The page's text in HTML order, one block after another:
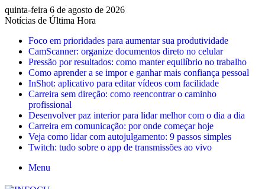
quinta-feira 6 de agosto de 2026
Notícias de Última Hora
Foco em prioridades para aumentar sua produtividade
CamScanner: organize documentos direto no celular
Pressão por resultados: como manter equilíbrio no trabalho
Como aprender a se impor e ganhar mais confiança pessoal
InShot: aplicativo para editar vídeos com facilidade
Carreira sem direção: como reencontrar o caminho
profissional
Desenvolver paz interior para lidar melhor com o dia a dia
Carreira em comunicação: por onde começar hoje
Veja como lidar com autojulgamento: 9 passos simples
Twitch: tudo sobre o app de transmissões ao vivo
Menu